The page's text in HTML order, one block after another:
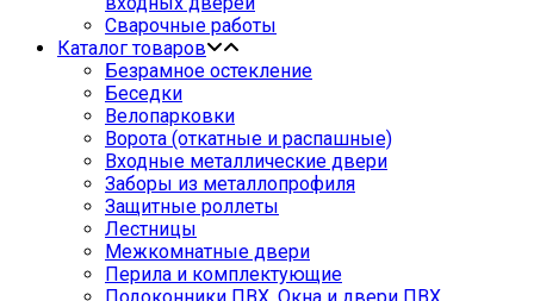
Сварочные работы
Каталог товаров
Безрамное остекление
Беседки
Велопарковки
Ворота (откатные и распашные)
Входные металлические двери
Заборы из металлопрофиля
Защитные роллеты
Лестницы
Межкомнатные двери
Перила и комплектующие